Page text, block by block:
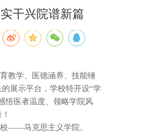
干兴院谱新篇
教学、医德涵养、技能锤
展示平台，学校特开设“学
悟医者温度、领略学院风
——马克思主义学院。